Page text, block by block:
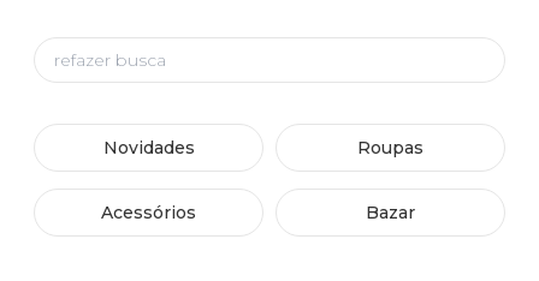
Novidades Roupas
Acessórios Bazar